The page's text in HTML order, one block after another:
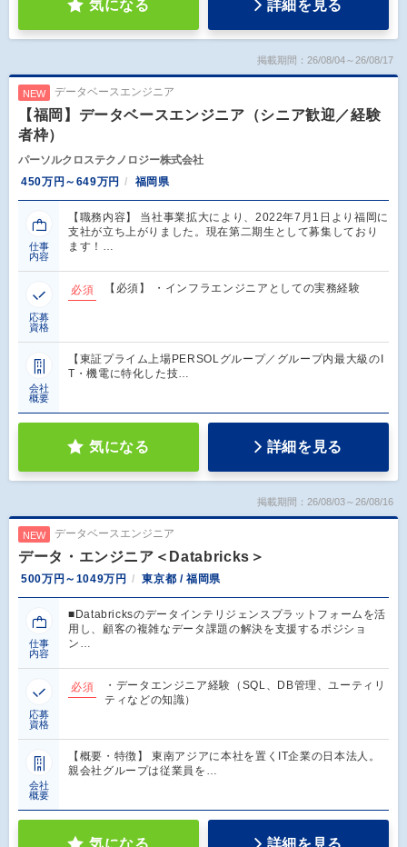
気になる 詳細を見る
掲載期間：26/08/04～26/08/17
NEW データベースエンジニア
【福岡】データベースエンジニア（シニア歓迎／経験
者枠）
パーソルクロステクノロジー株式会社
450万円～649万円
福岡県
仕事
内容
【職務内容】 当社事業拡大により、2022年7月1日より福岡に
支社が立ち上がりました。現在第二期生として募集しており
ます！…
応募
資格
必須 【必須】 ・インフラエンジニアとしての実務経験
会社
概要
【東証プライム上場PERSOLグループ／グループ内最大級のI
T・機電に特化した技…
気になる 詳細を見る
掲載期間：26/08/03～26/08/16
NEW データベースエンジニア
データ・エンジニア＜Databricks＞
500万円～1049万円 東京都 / 福岡県
仕事
内容
■Databricksのデータインテリジェンスプラットフォームを活
用し、顧客の複雑なデータ課題の解決を支援するポジショ
ン…
応募
資格
必須
・データエンジニア経験（SQL、DB管理、ユーティリ
ティなどの知識）
会社
概要
【概要・特徴】 東南アジアに本社を置くIT企業の日本法人。
親会社グループは従業員を…
気になる 詳細を見る